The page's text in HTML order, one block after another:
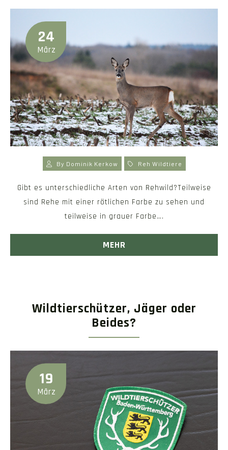
24
März
By Dominik Kerkow Reh Wildtiere
Gibt es unterschiedliche Arten von Rehwild?Teilweise
sind Rehe mit einer rötlichen Farbe zu sehen und
teilweise in grauer Farbe….
MEHR
Wildtierschützer, Jäger oder
Beides?
19
März